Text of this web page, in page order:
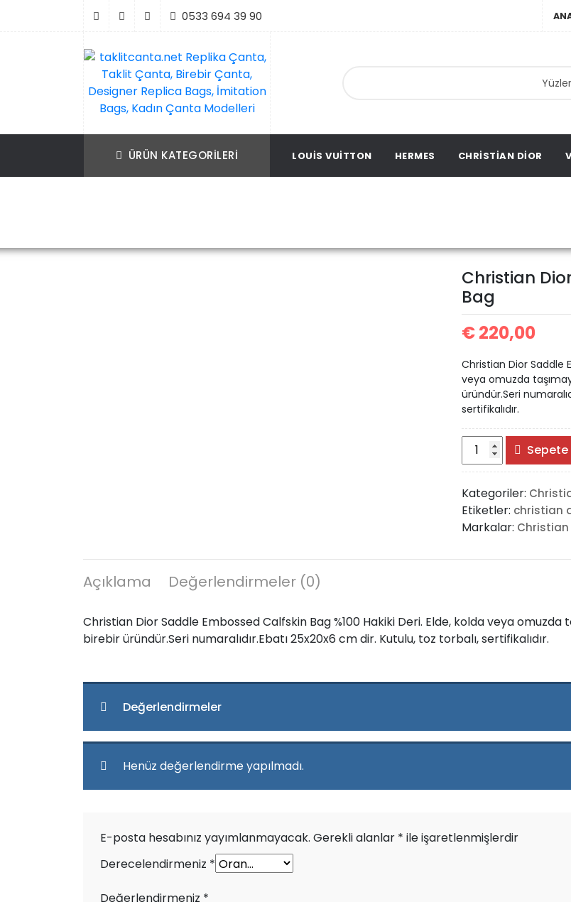
0533 694 39 90
Bags, Kadın Çanta Modelleri
ÜRÜN KATEGORILERI LOUIS VUITTON HERMES CHRISTIAN DIOR
Christian
Bag
€220,00
Christian Dior Saddle
veya omuzda
üründür.Seri
sertifikalıdır.
Christian
Dior
Saddle
Embossed
Calfskin
Bag
Sepete
Kategoriler:
Etiketler: christian
Markalar: Christian
Açıklama Değerlendirmeler (0)
Christian Dior Saddle Embossed Calfskin Bag %100 Hakiki Deri. Elde, kolda veya
birebir üründür.Seri numaralıdır.Ebatı 25x20x6 cm dir. Kutulu, toz torbalı, sertifikalıdır.
Değerlendirmeler
Henüz değerlendirme yapılmadı.
E-posta hesabınız yayımlanmayacak. Gerekli alanlar * ile işaretlenmişlerdir
Derecelendirmeniz *
Değerlendirmeniz *